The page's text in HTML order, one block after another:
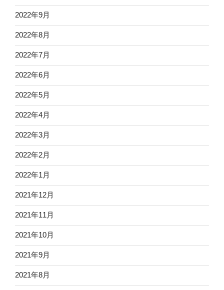
2022年9月
2022年8月
2022年7月
2022年6月
2022年5月
2022年4月
2022年3月
2022年2月
2022年1月
2021年12月
2021年11月
2021年10月
2021年9月
2021年8月